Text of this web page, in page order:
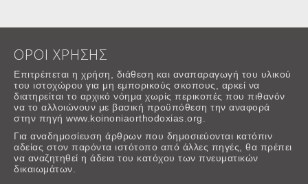
ΟΡΟΙ ΧΡΗΣΗΣ
Επιτρέπεται η χρήση, διάθεση και αναπαραγωγή του υλικού
του ιστοχώρου για μη εμπορικούς σκοπους, αρκεί να
διατηρείται το αρχικό νόημα χωρίς περικοπές που πιθανόν
να το αλλοιώνουν με βασική προϋπόθεση την αναφορά
στην πηγή www.koinoniaorthodoxias.org.
Για αναδημοσίευση άρθρων που δημοσιεύονται κατόπιν
αδείας στον παρόντα ιστότοπο από άλλες πηγές, θα πρέπει
να αναζητηθεί η άδεια του κατόχου των πνευματικών
δικαιωμάτων.